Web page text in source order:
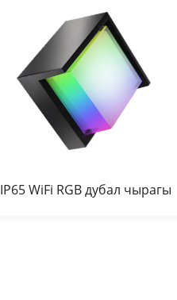
IP65 WiFi RGB дубал чырагы